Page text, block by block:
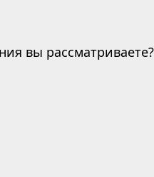
вы рассматриваете?